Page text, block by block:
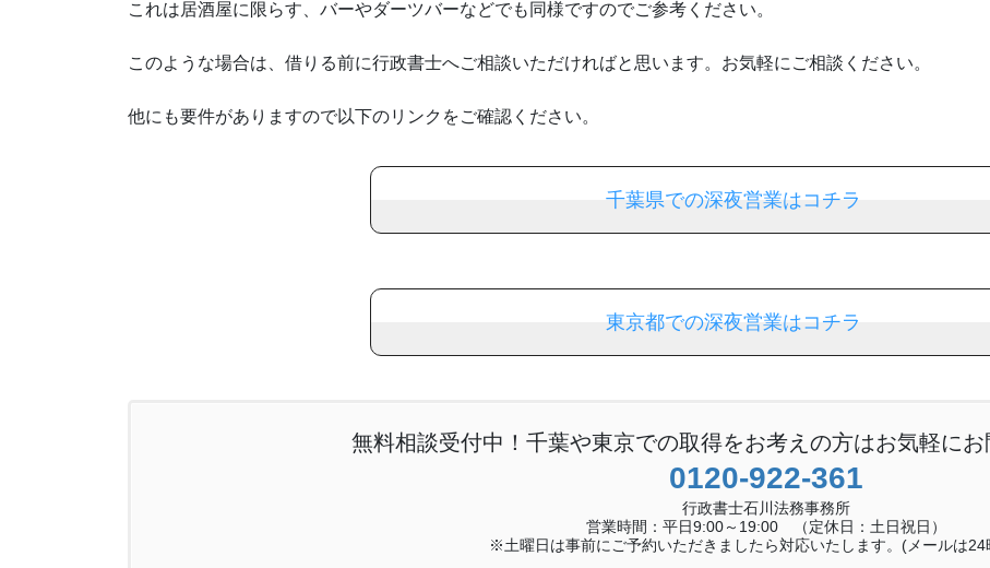
これは居酒屋に限らす、バーやダーツバーなどでも同様ですのでご参考ください。
このような場合は、借りる前に行政書士へご相談いただければと思います。お気軽にご相談ください。
他にも要件がありますので以下のリンクをご確認ください。
千葉県での深夜営業はコチラ
東京都での深夜営業はコチラ
無料相談受付中！千葉や東京での取得をお考えの方はお気軽に
0120-922-361
行政書士石川法務事務所
営業時間：平日9:00～19:00 （定休日：土日祝日）
※土曜日は事前にご予約いただきましたら対応いたします。(メールは24